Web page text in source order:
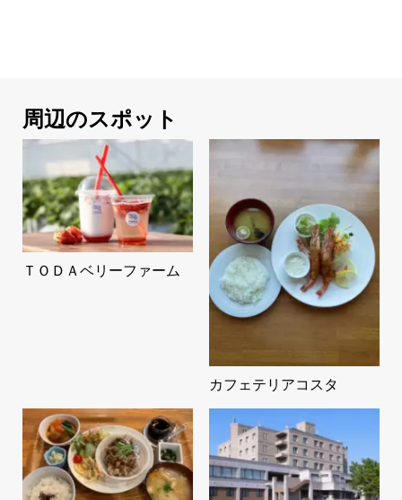
周辺のスポット
ＴＯＤＡベリーファーム
カフェテリアコスタ